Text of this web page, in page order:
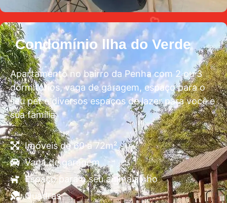
Condomínio llha do Verde
Apartamento no bairro da Penha com 2 ou 3
dormitórios, vaga de garagem, espaço para o
seu pet e diversos espaços de lazer para você e
sua família
Imóveis de 60 a 72m²
Vaga de garagem
Espaço para o seu animalzinho
Quadras